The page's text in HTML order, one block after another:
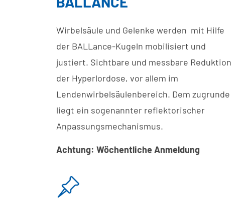
Wirbelsäule und Gelenke werden mit Hilfe
der BALLance-Kugeln mobilisiert und
justiert. Sichtbare und messbare Reduktion
der Hyperlordose, vor allem im
Lendenwirbelsäulenbereich. Dem zugrunde
liegt ein sogenannter reflektorischer
Anpassungsmechanismus.
Achtung: Wöchentliche Anmeldung